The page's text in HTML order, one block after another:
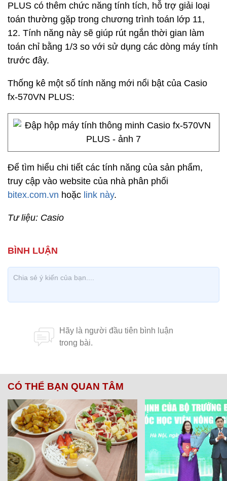
PLUS có thêm chức năng tính tích, hỗ trợ giải loại
toán thường gặp trong chương trình toán lớp 11,
12. Tính năng này sẽ giúp rút ngắn thời gian làm
toán chỉ bằng 1/3 so với sử dụng các dòng máy tính
trước đây.
Thống kê một số tính năng mới nổi bật của Casio
fx-570VN PLUS:
Để tìm hiểu chi tiết các tính năng của sản phẩm,
truy cập vào website của nhà phân phối
bitex.com.vn hoặc link này.
Tư liệu: Casio
CÓ THỂ BẠN QUAN TÂM